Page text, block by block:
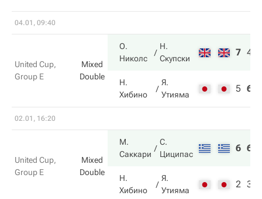
04.01, 09:40
United Cup,
Group E
Mixed
Double
О.
Николс
Н.
Скупски
7 4
Н.
Хибино
Я.
Утияма
5 6
02.01, 16:20
United Cup,
Group E
Mixed
Double
М.
Саккари
С.
Циципас
6 6
Н.
Хибино
Я.
Утияма
2 3